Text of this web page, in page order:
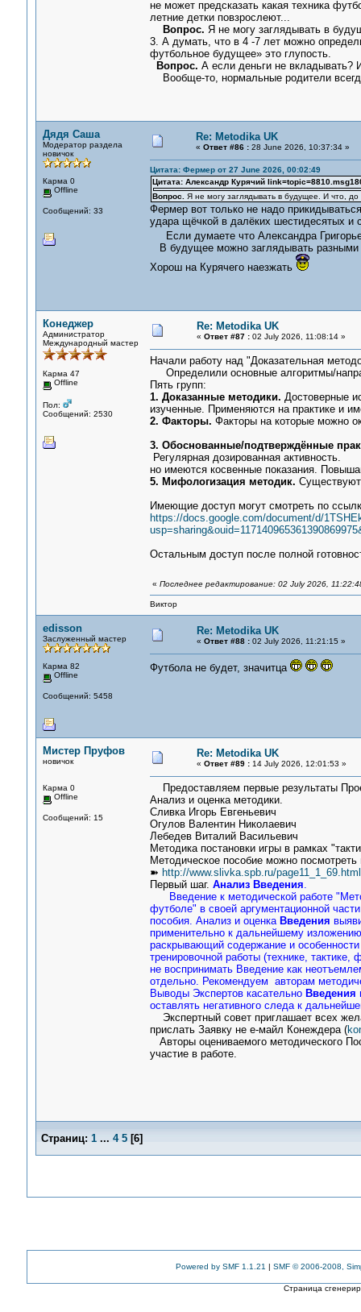
не может предсказать какая техника
летние детки повзрослеют...
Вопрос. Я не могу заглядывать в
3. А думать, что в 4 -7 лет можно
футбольное будущее» это глупость.
Вопрос. А если деньги не вкладывать?
Вообще-то, нормальные родители
Дядя Саша
Модератор раздела
новичок
Карма 0
Offline
Сообщений: 33
Re: Metodika UK
« Ответ #86 :28 June 2026, 10:37:34 »
Цитата: Фермер от 27 June 2026, 00:02:49
Цитата: Александр Курячий
Вопрос. Я не могу заглядывать в будущее. И что,
Фермер вот только не надо
удара щёчкой в далёких шестидесятых и
Если думаете что Александра
В будущее можно заглядывать разными
Хорош на Курячего наезжать
Конеджер
Администратор
Международный мастер
Карма 47
Offline
Пол:
Сообщений: 2530
Re: Metodika UK
« Ответ #87 :02 July 2026, 11:08:14 »
Начали работу над "Доказательная
Определили основные алгоритмы/
Пять групп:
1. Доказанные методики. Достоверные
изученные. Применяются на
2. Факторы. Факторы на которые
3. Обоснованные/подтверждённые
Регулярная
но имеются косвенные показания.
5. Мифологизация методик.
Имеющие доступ могут смотреть по
https://docs.google.com/document/d/
Остальным доступ после полной
« Последнее редактирование: 02 July 2026,
Виктор
edisson
Заслуженный мастер
Карма 82
Offline
Сообщений: 5458
Re: Metodika UK
« Ответ #88 :02 July 2026, 11:21:15 »
Футбола не будет, значитца
Мистер Пруфов
новичок
Карма 0
Offline
Сообщений: 15
Re: Metodika UK
« Ответ #89 :14 July 2026, 12:01:53 »
Предоставляем первые результаты
Анализ и оценка методики.
Сливка Игорь
Огулов Валентин
Лебедев Виталий Васильевич
Методика постановки игры в рамках
Методическое пособие можно посмотреть
➽ http://www.slivka.spb.ru/page11_1_69.html
Первый шаг. Анализ Введения.
Введение к методической работе
футболе" в своей аргументационной
пособия. Анализ и оценка Введения
применительно к дальнейшему
раскрывающий содержание и
тренировочной работы (технике,
не воспринимать Введение как
отдельно. Рекомендуем авторам
Выводы Экспертов касательно Введения
оставлять негативного следа к
Экспертный совет приглашает всех
прислать Заявку не е-майл Конеждера (
Авторы оцениваемого методического
участие в работе.
Страниц: 1 ... 4 5[6]
Powered by SMF 1.1.21 | SMF © 2006-2008,
Страница